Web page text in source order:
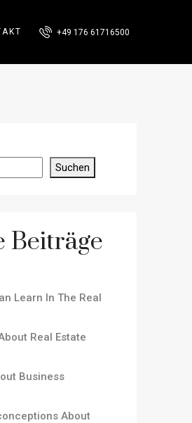
+49 176 61716500
Suchen
Beiträge
Learn In The Real
Real Estate
Business
About